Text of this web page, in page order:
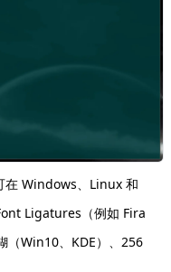
在 Windows、Linux 和
Ligatures（例如 Fira
（Win10、KDE）、256